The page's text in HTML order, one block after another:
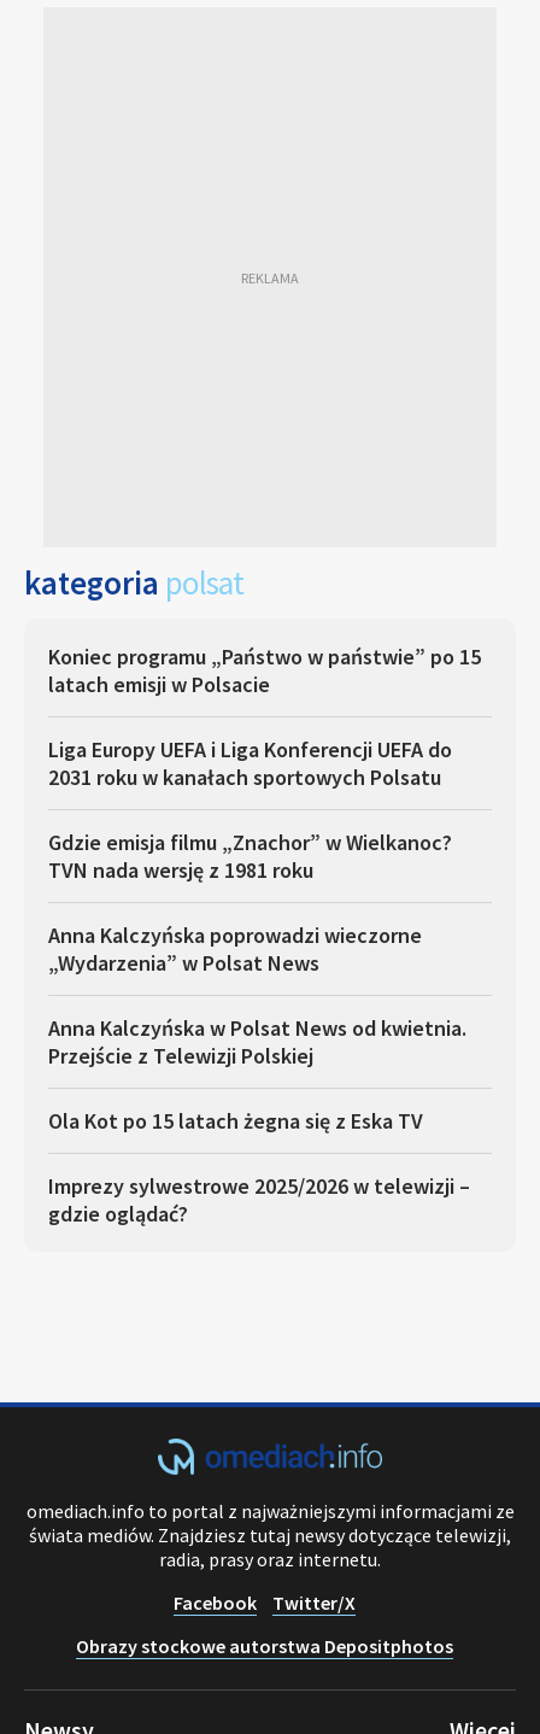
kategoria polsat
Koniec programu „Państwo w państwie” po 15
latach emisji w Polsacie
Liga Europy UEFA i Liga Konferencji UEFA do
2031 roku w kanałach sportowych Polsatu
Gdzie emisja filmu „Znachor” w Wielkanoc?
TVN nada wersję z 1981 roku
Anna Kalczyńska poprowadzi wieczorne
„Wydarzenia” w Polsat News
Anna Kalczyńska w Polsat News od kwietnia.
Przejście z Telewizji Polskiej
Ola Kot po 15 latach żegna się z Eska TV
Imprezy sylwestrowe 2025/2026 w telewizji –
gdzie oglądać?
omediach.info to portal z najważniejszymi informacjami ze
świata mediów. Znajdziesz tutaj newsy dotyczące telewizji,
radia, prasy oraz internetu.
Facebook
Twitter/X
Obrazy stockowe autorstwa Depositphotos